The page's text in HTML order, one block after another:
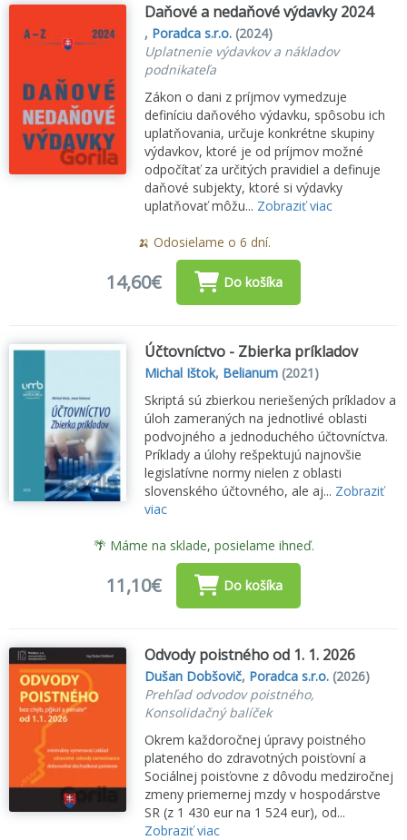
Daňové a nedaňové výdavky 2024
, Poradca s.r.o. (2024)
Uplatnenie výdavkov a nákladov
podnikateľa
Zákon o dani z príjmov vymedzuje
definíciu daňového výdavku, spôsobu ich
uplatňovania, určuje konkrétne skupiny
výdavkov, ktoré je od príjmov možné
odpočítať za určitých pravidiel a definuje
daňové subjekty, ktoré si výdavky
uplatňovať môžu... Zobraziť viac
🍌 Odosielame o 6 dní.
14,60€ Do košíka
Účtovníctvo - Zbierka príkladov
Michal Ištok, Belianum (2021)
Skriptá sú zbierkou neriešených príkladov a
úloh zameraných na jednotlivé oblasti
podvojného a jednoduchého účtovníctva.
Príklady a úlohy rešpektujú najnovšie
legislatívne normy nielen z oblasti
slovenského účtovného, ale aj... Zobraziť
viac
🌴 Máme na sklade, posielame ihneď.
11,10€ Do košíka
Odvody poistného od 1. 1. 2026
Dušan Dobšovič, Poradca s.r.o. (2026)
Prehľad odvodov poistného,
Konsolidačný balíček
Okrem každoročnej úpravy poistného
plateného do zdravotných poisťovní a
Sociálnej poisťovne z dôvodu medziročnej
zmeny priemernej mzdy v hospodárstve
SR (z 1 430 eur na 1 524 eur), od...
Zobraziť viac